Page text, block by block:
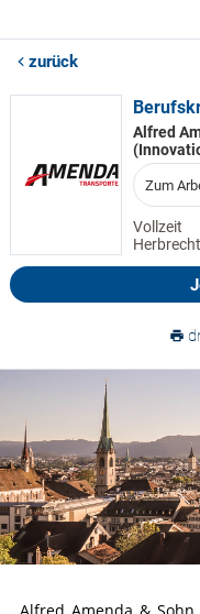
zurück
Alfred
Zum
Vollzeit